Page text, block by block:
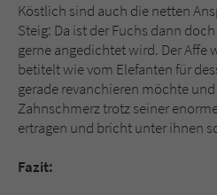
Köstlich sind auch die netten
Steig: Da ist der Fuchs dann
gerne angedichtet wird. Der Affe
betitelt wie vom Elefanten für
gerade revanchieren möchte
Zahnschmerz trotz seiner
ertragen und bricht unter ihnen
Fazit: